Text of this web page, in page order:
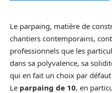
Le parpaing, matière de
chantiers contemporains,
professionnels que les
dans sa polyvalence, sa
qui en fait un choix par
Le parpaing de 10, en